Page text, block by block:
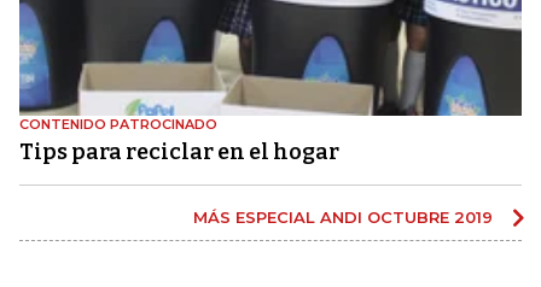
CONTENIDO PATROCINADO
Tips para reciclar en el hogar
MÁS ESPECIAL ANDI OCTUBRE 2019